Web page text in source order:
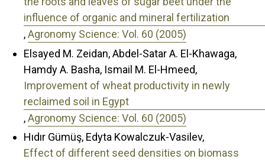
influence of organic and mineral fertilization
,Agronomy Science: Vol. 60 (2005)
Elsayed M. Zeidan, Abdel-Satar A. El-Khawaga,
Hamdy A. Basha, Ismail M. El-Hmeed,
Improvement of wheat productivity in newly
reclaimed soil in Egypt
,Agronomy Science: Vol. 60 (2005)
Hıdır Gümüş, Edyta Kowalczuk-Vasilev,
Effect of different seed densities on biomass